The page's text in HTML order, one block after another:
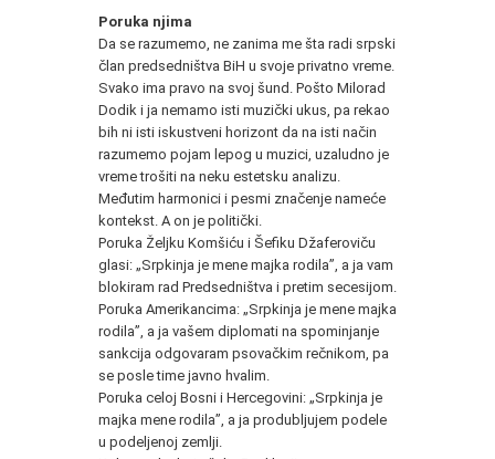
Poruka njima
Da se razumemo, ne zanima me šta radi srpski
član predsedništva BiH u svoje privatno vreme.
Svako ima pravo na svoj šund. Pošto Milorad
Dodik i ja nemamo isti muzički ukus, pa rekao
bih ni isti iskustveni horizont da na isti način
razumemo pojam lepog u muzici, uzaludno je
vreme trošiti na neku estetsku analizu.
Međutim harmonici i pesmi značenje nameće
kontekst. A on je politički.
Poruka Željku Komšiću i Šefiku Džaferoviču
glasi: „Srpkinja je mene majka rodila”, a ja vam
blokiram rad Predsedništva i pretim secesijom.
Poruka Amerikancima: „Srpkinja je mene majka
rodila”, a ja vašem diplomati na spominjanje
sankcija odgovaram psovačkim rečnikom, pa
se posle time javno hvalim.
Poruka celoj Bosni i Hercegovini: „Srpkinja je
majka mene rodila”, a ja produbljujem podele
u podeljenoj zemlji.